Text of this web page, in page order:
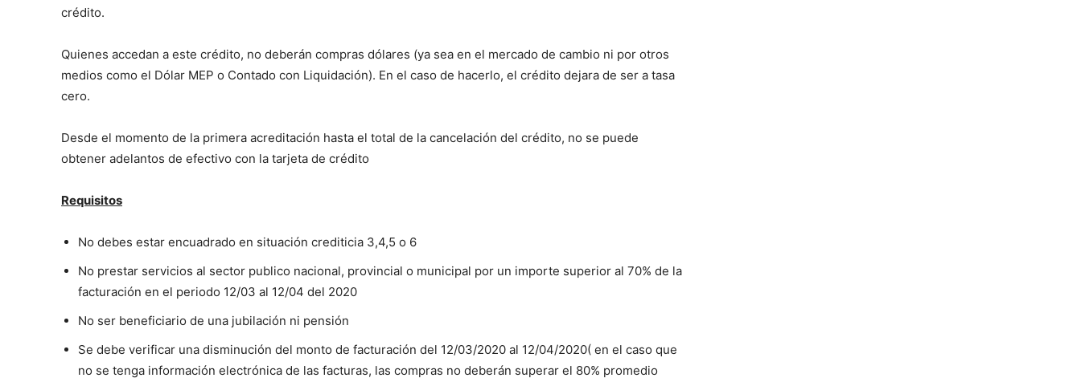
crédito.
Quienes accedan a este crédito, no deberán compras dólares (ya sea en el mercado de cambio ni por otros
medios como el Dólar MEP o Contado con Liquidación). En el caso de hacerlo, el crédito dejara de ser a tasa
cero.
Desde el momento de la primera acreditación hasta el total de la cancelación del crédito, no se puede
obtener adelantos de efectivo con la tarjeta de crédito
Requisitos
No debes estar encuadrado en situación crediticia 3,4,5 o 6
No prestar servicios al sector publico nacional, provincial o municipal por un importe superior al 70% de la
facturación en el periodo 12/03 al 12/04 del 2020
No ser beneficiario de una jubilación ni pensión
Se debe verificar una disminución del monto de facturación del 12/03/2020 al 12/04/2020( en el caso que
no se tenga información electrónica de las facturas, las compras no deberán superar el 80% promedio